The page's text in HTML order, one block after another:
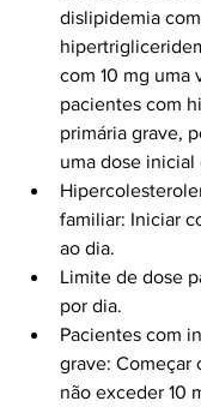
dislipidemia
com 10 mg uma
pacientes com
primária grave,
uma dose inicial
familiar: Iniciar
ao dia.
Limite de dose
por dia.
Pacientes com
grave: Começar
não exceder 10